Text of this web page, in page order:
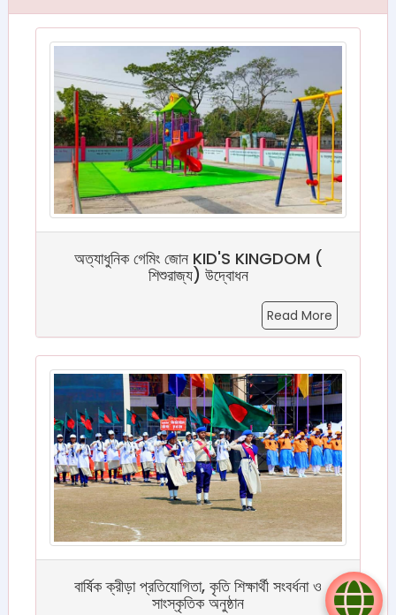
অত্যাধুনিক গেমিং জোন KID'S KINGDOM (
শিশুরাজ্য) উদ্বোধন
Read More
বার্ষিক ক্রীড়া প্রতিযোগিতা, কৃতি শিক্ষার্থী সংবর্ধনা ও
সাংস্কৃতিক অনুষ্ঠান